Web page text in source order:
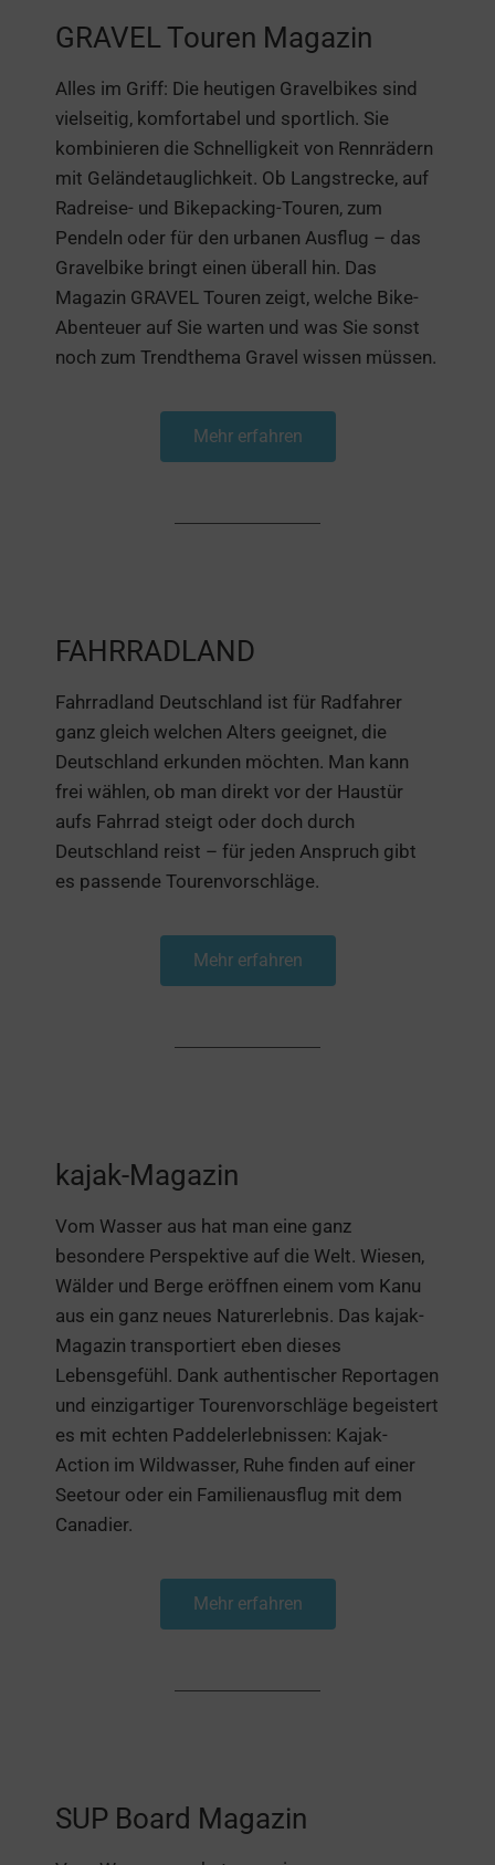
GRAVEL Touren Magazin
Alles im Griff: Die heutigen Gravelbikes sind
vielseitig, komfortabel und sportlich. Sie
kombinieren die Schnelligkeit von Rennrädern
mit Geländetauglichkeit. Ob Langstrecke, auf
Radreise- und Bikepacking-Touren, zum
Pendeln oder für den urbanen Ausflug ­– das
Gravelbike bringt einen überall hin. Das
Magazin GRAVEL Touren zeigt, welche Bike-
Abenteuer auf Sie warten und was Sie sonst
noch zum Trendthema Gravel wissen müssen.
Mehr erfahren
FAHRRADLAND
Fahrradland Deutschland ist für Radfahrer
ganz gleich welchen Alters geeignet, die
Deutschland erkunden möchten. Man kann
frei wählen, ob man direkt vor der Haustür
aufs Fahrrad steigt oder doch durch
Deutschland reist – für jeden Anspruch gibt
es passende Tourenvorschläge.
Mehr erfahren
kajak-Magazin
Vom Wasser aus hat man eine ganz
besondere Perspektive auf die Welt. Wiesen,
Wälder und Berge eröffnen einem vom Kanu
aus ein ganz neues Naturerlebnis. Das kajak-
Magazin transportiert eben dieses
Lebensgefühl. Dank authentischer Reportagen
und einzigartiger Tourenvorschläge begeistert
es mit echten Paddelerlebnissen: Kajak-
Action im Wildwasser, Ruhe finden auf einer
Seetour oder ein Familienausflug mit dem
Canadier.
Mehr erfahren
SUP Board Magazin